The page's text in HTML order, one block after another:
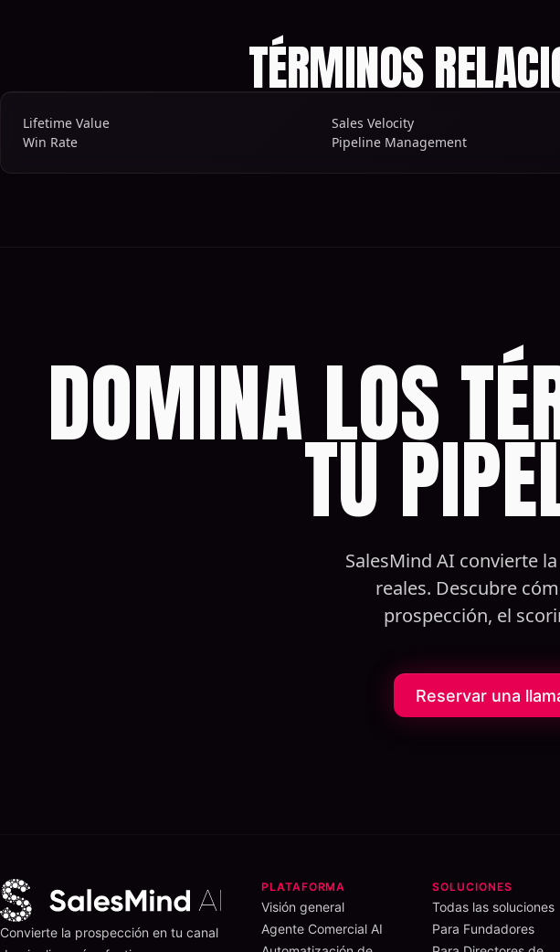
TÉRMINOS
Lifetime Value Sales Velocity
Win Rate
Pipeline Management
DOMINA LOS
TU
SalesMind AI convierte
reales. Descubre
prospección, el
Reservar una
Convierte la prospección en tu canal
PLATAFORMA
Visión general
Agente Comercial AI
SOLUCIONES
Todas las soluciones
Para Fundadores